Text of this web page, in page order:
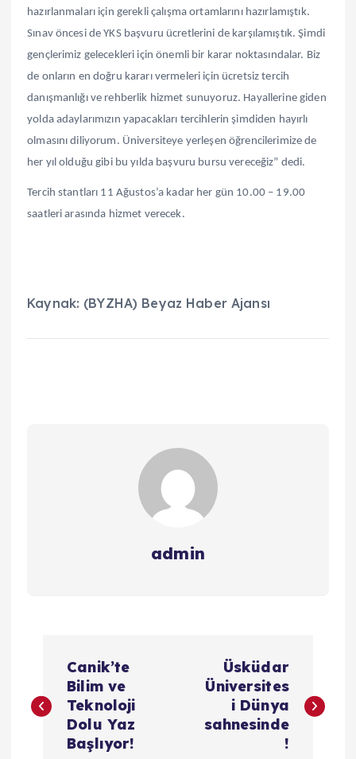
hazırlanmaları için gerekli çalışma ortamlarını hazırlamıştık.
Sınav öncesi de YKS başvuru ücretlerini de karşılamıştık. Şimdi
gençlerimiz gelecekleri için önemli bir karar noktasındalar. Biz
de onların en doğru kararı vermeleri için ücretsiz tercih
danışmanlığı ve rehberlik hizmet sunuyoruz. Hayallerine giden
yolda adaylarımızın yapacakları tercihlerin şimdiden hayırlı
olmasını diliyorum. Üniversiteye yerleşen öğrencilerimize de
her yıl olduğu gibi bu yılda başvuru bursu vereceğiz” dedi.
Tercih stantları 11 Ağustos’a kadar her gün 10.00 – 19.00
saatleri arasında hizmet verecek.
Kaynak: (BYZHA) Beyaz Haber Ajansı
admin
a
Canik’te
Bilim ve
Teknoloji
Dolu Yaz
Başlıyor!
Üsküdar
Üniversites
i Dünya
sahnesinde
!